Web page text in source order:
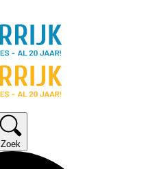
Zoek